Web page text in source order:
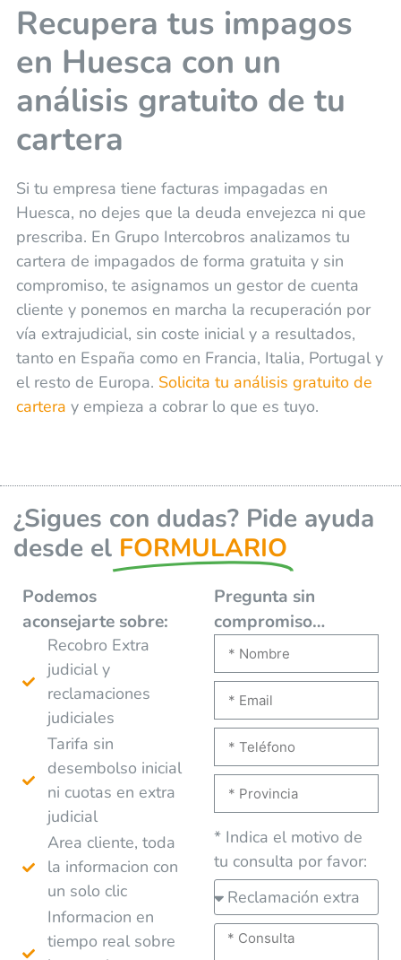
Recupera tus impagos
en Huesca con un
análisis gratuito de tu
cartera
Si tu empresa tiene facturas impagadas en
Huesca, no dejes que la deuda envejezca ni que
prescriba. En Grupo Intercobros analizamos tu
cartera de impagados de forma gratuita y sin
compromiso, te asignamos un gestor de cuenta
cliente y ponemos en marcha la recuperación por
vía extrajudicial, sin coste inicial y a resultados,
tanto en España como en Francia, Italia, Portugal y
el resto de Europa. Solicita tu análisis gratuito de
cartera y empieza a cobrar lo que es tuyo.
¿Sigues con dudas? Pide ayuda
desde el FORMULARIO
Podemos
aconsejarte sobre:
Recobro Extra
judicial y
reclamaciones
judiciales
Tarifa sin
desembolso inicial
ni cuotas en extra
judicial
Area cliente, toda
la informacion con
un solo clic
Informacion en
tiempo real sobre
Pregunta sin
compromiso…
* Indica el motivo de
tu consulta por favor: